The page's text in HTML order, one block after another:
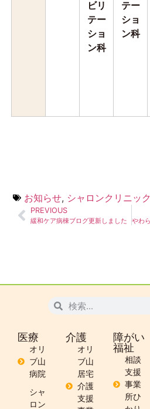
ビリ
テー
ショ
ン科
テー
ショ
ン科
お知らせ, シャロンクリニック
PREVIOUS
緩和ケア病棟ブログ更新しました
医療
オリ
ブ山
病院
シャ
ロン
介護
オリ
ブ山
居宅
介護
支援
障がい
福祉
相談
支援
事業
所ひ